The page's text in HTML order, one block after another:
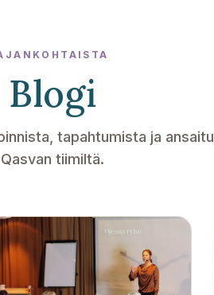
Blogi
tapahtumista ja
Qasvan tiimiltä.